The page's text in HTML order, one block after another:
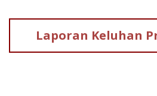
Laporan Keluhan